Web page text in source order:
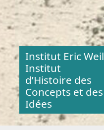
Institut Eric Weil
Institut
d’Histoire des
Concepts et des
Idées